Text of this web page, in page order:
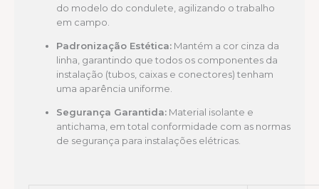
do modelo do condulete, agilizando o trabalho
em campo.
Padronização Estética: Mantém a cor cinza da
linha, garantindo que todos os componentes da
instalação (tubos, caixas e conectores) tenham
uma aparência uniforme.
Segurança Garantida: Material isolante e
antichama, em total conformidade com as normas
de segurança para instalações elétricas.